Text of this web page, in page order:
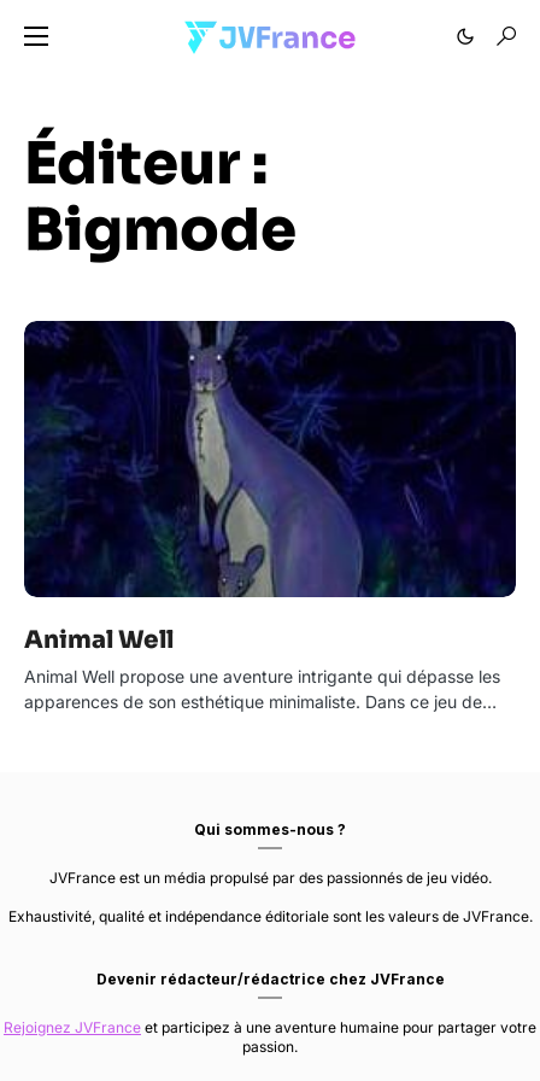
Éditeur :
Bigmode
Animal Well
Animal Well propose une aventure intrigante qui dépasse les
apparences de son esthétique minimaliste. Dans ce jeu de…
Qui sommes-nous ?
JVFrance est un média propulsé par des passionnés de jeu vidéo.
Exhaustivité, qualité et indépendance éditoriale sont les valeurs de JVFrance.
Devenir rédacteur/rédactrice chez JVFrance
Rejoignez JVFrance et participez à une aventure humaine pour partager votre
passion.